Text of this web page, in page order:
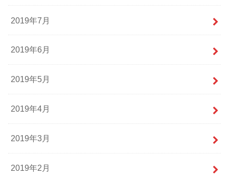
2019年7月
2019年6月
2019年5月
2019年4月
2019年3月
2019年2月